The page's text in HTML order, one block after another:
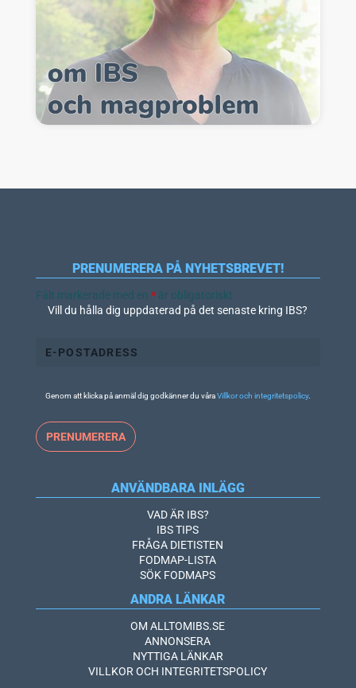
PRENUMERERA PÅ NYHETSBREVET!
Fält markerade med en *är obligatoriskt
Vill du hålla dig uppdaterad på det senaste kring IBS?
Genom att klicka på anmäl dig godkänner du våraVillkor och integritetspolicy.
ANVÄNDBARA INLÄGG
VAD ÄR IBS?
IBS TIPS
FRÅGA DIETISTEN
FODMAP-LISTA
SÖK FODMAPS
ANDRA LÄNKAR
OM ALLTOMIBS.SE
ANNONSERA
NYTTIGA LÄNKAR
VILLKOR OCH INTEGRITETSPOLICY